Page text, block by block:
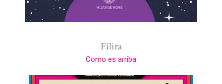
Fílira
Como es arriba